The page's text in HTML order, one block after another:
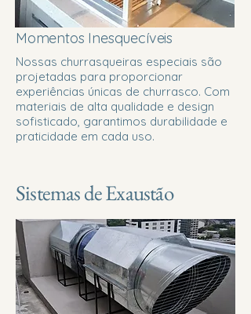
Momentos Inesquecíveis
Nossas churrasqueiras especiais são
projetadas para proporcionar
experiências únicas de churrasco. Com
materiais de alta qualidade e design
sofisticado, garantimos durabilidade e
praticidade em cada uso.
Sistemas de Exaustão